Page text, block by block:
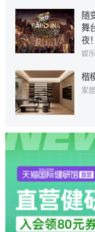
随
舞
夜！
娱乐
楷
家居